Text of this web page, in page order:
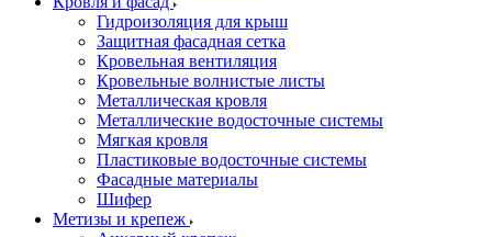
Гидроизоляция для крыш
Защитная фасадная сетка
Кровельная вентиляция
Кровельные волнистые листы
Металлическая кровля
Металлические водосточные системы
Мягкая кровля
Пластиковые водосточные системы
Фасадные материалы
Шифер
Метизы и крепеж